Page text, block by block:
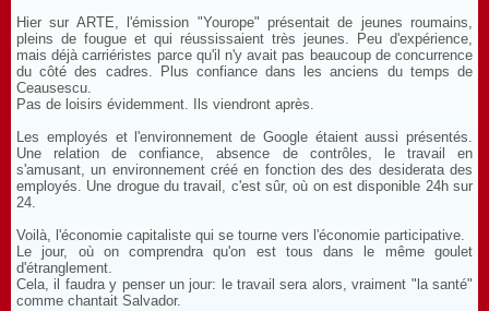
Hier sur ARTE, l'émission "Yourope" présentait de jeunes roumains,
pleins de fougue et qui réussissaient très jeunes. Peu d'expérience,
mais déjà carriéristes parce qu'il n'y avait pas beaucoup de concurrence
du côté des cadres. Plus confiance dans les anciens du temps de
Ceausescu.
Pas de loisirs évidemment. Ils viendront après.
Les employés et l'environnement de Google étaient aussi présentés.
Une relation de confiance, absence de contrôles, le travail en
s'amusant, un environnement créé en fonction des des desiderata des
employés. Une drogue du travail, c'est sûr, où on est disponible 24h sur
24.
Voilà, l'économie capitaliste qui se tourne vers l'économie participative.
Le jour, où on comprendra qu'on est tous dans le même goulet
d'étranglement.
Cela, il faudra y penser un jour: le travail sera alors, vraiment "la santé"
comme chantait Salvador.